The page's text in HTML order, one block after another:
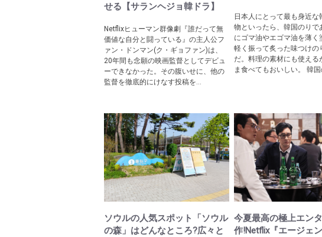
せる【サランヘジョ韓ドラ】
Netflixヒューマン群像劇『誰だって無
価値な自分と闘っている』の主人公フ
ァン・ドンマン(ク・ギョファン)は、
20年間も念願の映画監督としてデビュ
ーできなかった。その腹いせに、他の
監督を徹底的にけなす投稿を...
日本人にとって最も身近な
物といったら、韓国のりで
にゴマ油やエゴマ油を薄く
軽く振って炙った味つけの
だ。料理の素材にも使える
ま食べてもおいしい。 韓国
ソウルの人気スポット「ソウル
の森」はどんなところ?広々と
今夏最高の極上エン
作!Netflix『エージェ